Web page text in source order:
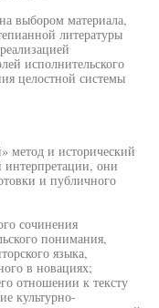
выбором материала,
литературы
исполнительского
целостной системы
метод и исторический
они
и публичного
сочинения
понимания,
языка,
в новациях;
отношении к тексту
культурно-